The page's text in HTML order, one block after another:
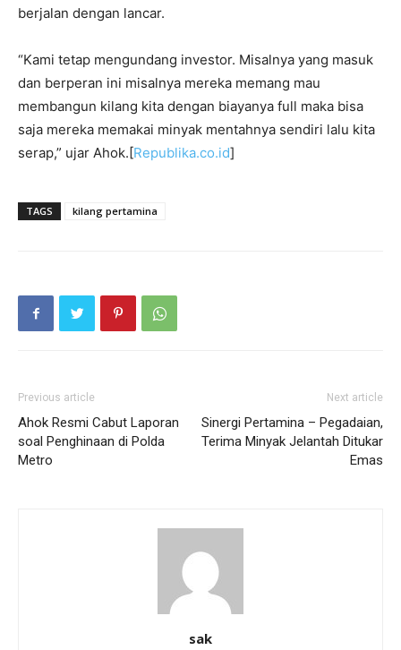
berjalan dengan lancar.
“Kami tetap mengundang investor. Misalnya yang masuk
dan berperan ini misalnya mereka memang mau
membangun kilang kita dengan biayanya full maka bisa
saja mereka memakai minyak mentahnya sendiri lalu kita
serap,” ujar Ahok.[Republika.co.id]
TAGS kilang pertamina
Previous article
Ahok Resmi Cabut Laporan
soal Penghinaan di Polda
Metro
Next article
Sinergi Pertamina – Pegadaian,
Terima Minyak Jelantah Ditukar
Emas
sak